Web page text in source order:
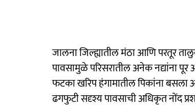
जालना जिल्ह्यातील मंठा आणि परतूर
पावसामुळे परिसरातील अनेक नद्यांना
फटका खरिप हंगामातील पिकांना बसला
ढगफुटी सदृश्य पावसाची अधिकृत नोंद